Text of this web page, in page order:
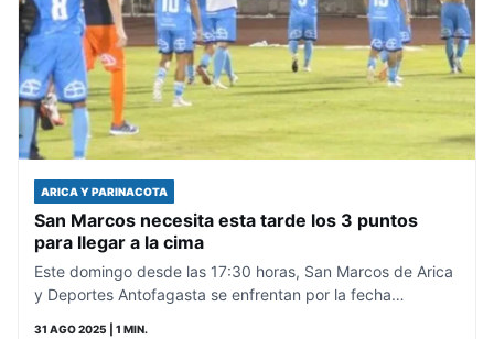
ARICA Y PARINACOTA
San Marcos necesita esta tarde los 3 puntos
para llegar a la cima
Este domingo desde las 17:30 horas, San Marcos de Arica
y Deportes Antofagasta se enfrentan por la fecha…
31 AGO 2025 | 1 MIN.